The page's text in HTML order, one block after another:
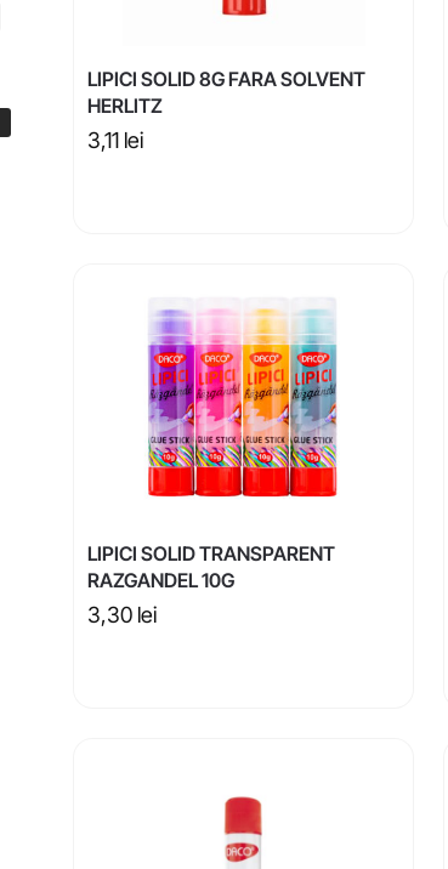
LIPICI SOLID 8G FARA SOLVENT
HERLITZ
3,11 lei
LIPICI SOLID TRANSPARENT
RAZGANDEL 10G
3,30 lei